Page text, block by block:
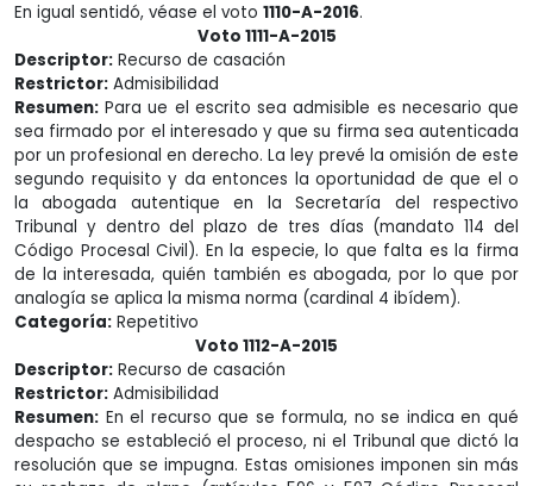
En igual sentidó, véase el voto 1110-A-2016.
Voto 1111-A-2015
Descriptor: Recurso de casación
Restrictor: Admisibilidad
Resumen: Para ue el escrito sea admisible es necesario que
sea firmado por el interesado y que su firma sea autenticada
por un profesional en derecho. La ley prevé la omisión de este
segundo requisito y da entonces la oportunidad de que el o
la abogada autentique en la Secretaría del respectivo
Tribunal y dentro del plazo de tres días (mandato 114 del
Código Procesal Civil). En la especie, lo que falta es la firma
de la interesada, quién también es abogada, por lo que por
analogía se aplica la misma norma (cardinal 4 ibídem).
Categoría: Repetitivo
Voto 1112-A-2015
Descriptor: Recurso de casación
Restrictor: Admisibilidad
Resumen: En el recurso que se formula, no se indica en qué
despacho se estableció el proceso, ni el Tribunal que dictó la
resolución que se impugna. Estas omisiones imponen sin más